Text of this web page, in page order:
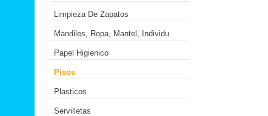
Limpieza De Zapatos
Mandiles, Ropa, Mantel, Individu
Papel Higienico
Pisos
Plasticos
Servilletas